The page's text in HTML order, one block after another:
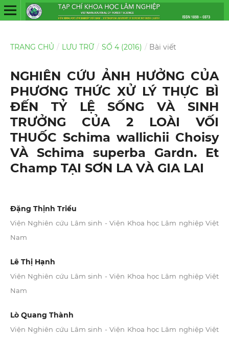
TRANG CHỦ / LƯU TRỮ / SỐ 4 (2016) / Bài viết
NGHIÊN CỨU ẢNH HƯỞNG CỦA
PHƯƠNG THỨC XỬ LÝ THỰC BÌ
ĐẾN TỶ LỆ SỐNG VÀ SINH
TRƯỞNG CỦA 2 LOÀI VỐI
THUỐC Schima wallichii Choisy
VÀ Schima superba Gardn. Et
Champ TẠI SƠN LA VÀ GIA LAI
Đặng Thịnh Triều
Viện Nghiên cứu Lâm sinh - Viện Khoa học Lâm nghiệp Việt
Nam
Lê Thị Hạnh
Viện Nghiên cứu Lâm sinh - Viện Khoa học Lâm nghiệp Việt
Nam
Lò Quang Thành
Viện Nghiên cứu Lâm sinh - Viện Khoa học Lâm nghiệp Việt